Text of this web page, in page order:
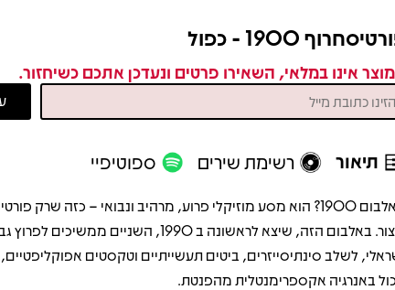
1900 - כפול
אינו במלאי, השאירו פרטים ונעדכן אתכם כשיחזור.
תיאור רשימת שירים ספוטיפיי
האלבום 1900? הוא מסע מוזיקלי פרוע, מרהיב ונבואי – כזה שרק
ליצור. באלבום הזה, שיצא לראשונה ב 1990, השניים
לשלב סינתיסייזרים, ביטים תעשייתיים וטקסטים
באנרגיה אקספרימנטלית מהפנטת.